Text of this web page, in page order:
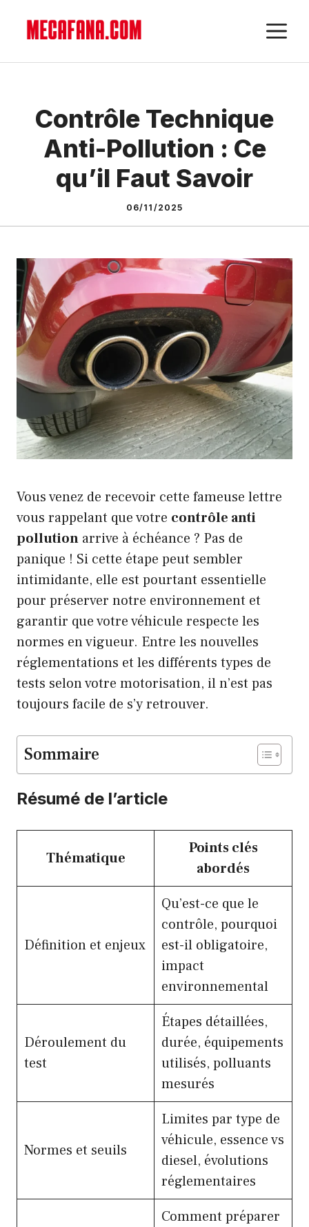
Contrôle Technique
Anti-Pollution : Ce
qu’il Faut Savoir
06/11/2025
Vous venez de recevoir cette fameuse lettre
vous rappelant que votre contrôle anti
pollution arrive à échéance ? Pas de
panique ! Si cette étape peut sembler
intimidante, elle est pourtant essentielle
pour préserver notre environnement et
garantir que votre véhicule respecte les
normes en vigueur. Entre les nouvelles
réglementations et les différents types de
tests selon votre motorisation, il n’est pas
toujours facile de s’y retrouver.
Sommaire
Résumé de l’article
Thématique
Points clés
abordés
Définition et enjeux
Qu’est-ce que le
contrôle, pourquoi
est-il obligatoire,
impact
environnemental
Déroulement du
test
Étapes détaillées,
durée, équipements
utilisés, polluants
mesurés
Normes et seuils
Limites par type de
véhicule, essence vs
diesel, évolutions
réglementaires
Comment préparer